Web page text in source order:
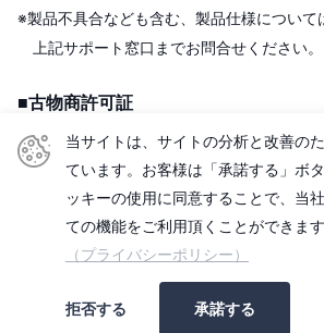
※製品不具合なども含む、製品仕様について
上記サポート窓口までお問合せください。
■古物商許可証
株式会社センチュリー
＜古物商許可証＞
東京都公安委員会
第306609903513号
■適格請求書発行事業者
登録番号：T2010501006740
当サイトは、サイトの分析と改善の
ています。お客様は「承諾する」ボ
ッキーの使用に同意することで、当
ての機能をご利用頂くことができます
（プライバシーポリシー）
拒否する 承諾する